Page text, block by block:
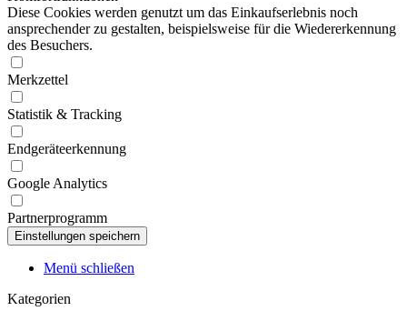
Diese Cookies werden genutzt um das Einkaufserlebnis noch
ansprechender zu gestalten, beispielsweise für die Wiedererkennung
des Besuchers.
Merkzettel
Statistik & Tracking
Endgeräteerkennung
Google Analytics
Partnerprogramm
Menü schließen
Kategorien